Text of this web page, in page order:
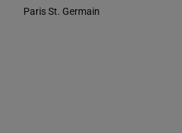
Paris St. Germain